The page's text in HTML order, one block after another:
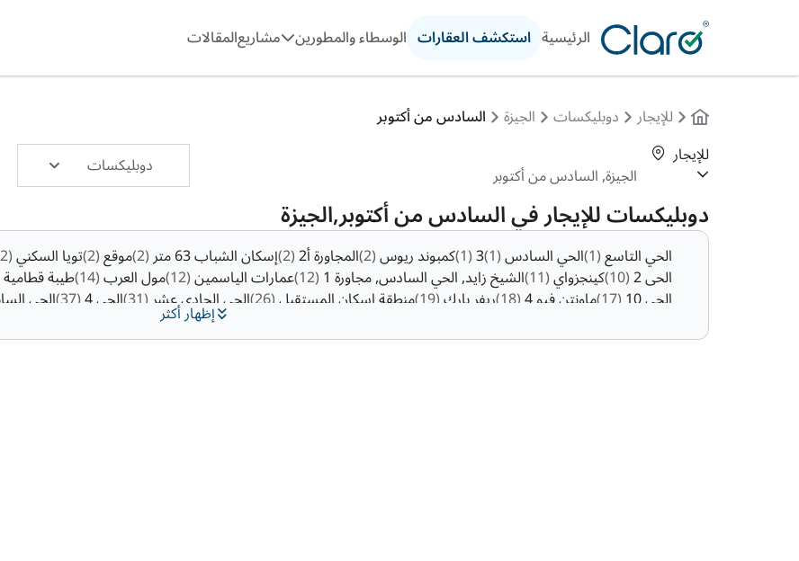
الرئيسية استكشف العقارات الوسطاء والمطورين مشاريعالمقالات
للإيجار دوبليكسات الجيزة
السادس من أكتوبر
للإيجار
دوبليكسات
دوبليكسات للإيجار في السادس من أكتوبر,الجيزة
إظهار أكثر
الحي التاسع(1) الحي السادس(1)
3
(1) كمبوند ريوس(2) المجاورة أ2 (2) إسكان الشباب 63 متر (2) موقع(2) تويا السكني(2)
الحى 2 (10) كينجزواي(11) الشيخ زايد, الحي السادس, مجاورة 1 (12) عمارات الياسمين(12) مول العرب(14) طيبة
الحى 10 (17) ماونتن فيو 4 (18) ريفر بارك(19) منطقة اسكان المستقبل(26) الحي الحادي عشر (31) الحى 4 (37) الحي
كمبوند ماونتين فيو اكتوبر بارك(73) دريم لاند
الحي الاول(192) جراند هايتس(205) حى الخمائل(348) المنطقة السياحية (الحي المتميز )(350) التوسعات الشمالية(411)